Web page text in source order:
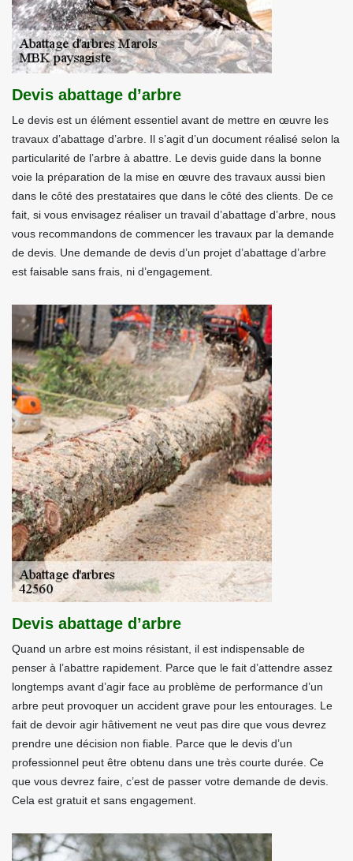
Devis abattage d’arbre
Le devis est un élément essentiel avant de mettre en œuvre les
travaux d’abattage d’arbre. Il s’agit d’un document réalisé selon la
particularité de l’arbre à abattre. Le devis guide dans la bonne
voie la préparation de la mise en œuvre des travaux aussi bien
dans le côté des prestataires que dans le côté des clients. De ce
fait, si vous envisagez réaliser un travail d’abattage d’arbre, nous
vous recommandons de commencer les travaux par la demande
de devis. Une demande de devis d’un projet d’abattage d’arbre
est faisable sans frais, ni d’engagement.
Devis abattage d’arbre
Quand un arbre est moins résistant, il est indispensable de
penser à l’abattre rapidement. Parce que le fait d’attendre assez
longtemps avant d’agir face au problème de performance d’un
arbre peut provoquer un accident grave pour les entourages. Le
fait de devoir agir hâtivement ne veut pas dire que vous devrez
prendre une décision non fiable. Parce que le devis d’un
professionnel peut être obtenu dans une très courte durée. Ce
que vous devrez faire, c’est de passer votre demande de devis.
Cela est gratuit et sans engagement.